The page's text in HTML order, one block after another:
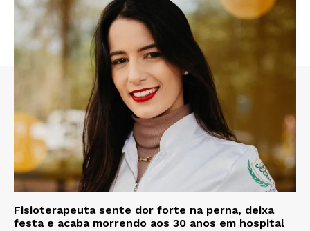
Fisioterapeuta sente dor forte na perna, deixa
festa e acaba morrendo aos 30 anos em hospital